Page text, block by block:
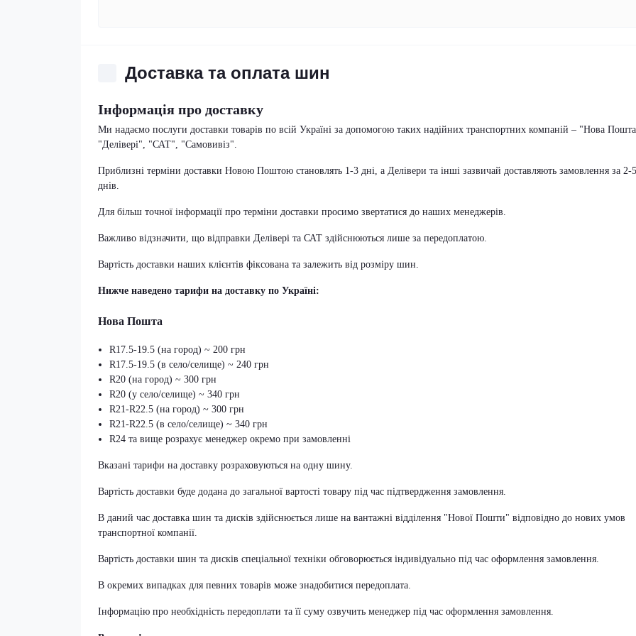
Доставка та оплата шин
Інформація про доставку
Ми надаємо послуги доставки товарів по всій Україні за допомогою таких надійних транспортних компаній – "Нова
"Делівері", "САТ", "Самовивіз".
Приблизні терміни доставки Новою Поштою становлять 1-3 дні, а Делівери та інші зазвичай доставляють замовлення за 2-5
днів.
Для більш точної інформації про терміни доставки просимо звертатися до наших менеджерів.
Важливо відзначити, що відправки Делівері та САТ здійснюються лише за передоплатою.
Вартість доставки наших клієнтів фіксована та залежить від розміру шин.
Нижче наведено тарифи на доставку по Україні:
Нова Пошта
R17.5-19.5 (на город) ~ 200 грн
R17.5-19.5 (в село/селище) ~ 240 грн
R20 (на город) ~ 300 грн
R20 (у село/селище) ~ 340 грн
R21-R22.5 (на город) ~ 300 грн
R21-R22.5 (в село/селище) ~ 340 грн
R24 та вище розрахує менеджер окремо при замовленні
Вказані тарифи на доставку розраховуються на одну шину.
Вартість доставки буде додана до загальної вартості товару під час підтвердження замовлення.
В даний час доставка шин та дисків здійснюється лише на вантажні відділення "Нової Пошти" відповідно до нових умов
транспортної компанії.
Вартість доставки шин та дисків спеціальної техніки обговорюється індивідуально під час оформлення замовлення.
В окремих випадках для певних товарів може знадобитися передоплата.
Інформацію про необхідність передоплати та її суму озвучить менеджер під час оформлення замовлення.